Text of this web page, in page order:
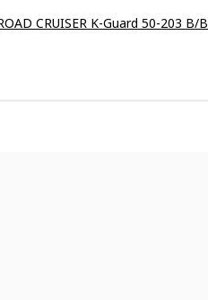
CRUISER K-Guard 50-203 B/